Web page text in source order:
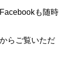
も随時
らご覧いただ